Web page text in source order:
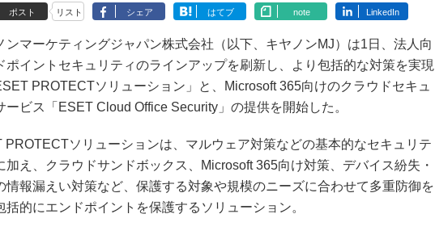
ポスト リスト シェア はてブ note LinkedIn
マーケティングジャパン株式会社（以下、キヤノンMJ）は1日、法人向
ポイントセキュリティのラインアップを刷新し、より包括的な対策を実現
PROTECTソリューション」と、Microsoft 365向けのクラウドセキュ
ービス「ESET Cloud Office Security」の提供を開始した。
ソリューションは、マルウェア対策などの基本的なセキュリテ
加え、クラウドサンドボックス、Microsoft 365向け対策、デバイス紛失・
情報漏えい対策など、保護する対象や規模のニーズに合わせて多重防御を
括的にエンドポイントを保護するソリューション。